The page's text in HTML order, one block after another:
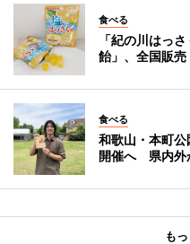
食べる
「紀の川はっ
飴」、全国販売
食べる
和歌山・本町
開催へ 県内外
も